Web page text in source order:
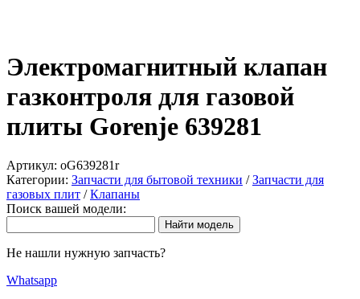
Электромагнитный клапан
газконтроля для газовой
плиты Gorenje 639281
Артикул: oG639281r
Категории: Запчасти для бытовой техники /Запчасти для
газовых плит /Клапаны
Поиск вашей модели:
Не нашли нужную запчасть?
Whatsapp